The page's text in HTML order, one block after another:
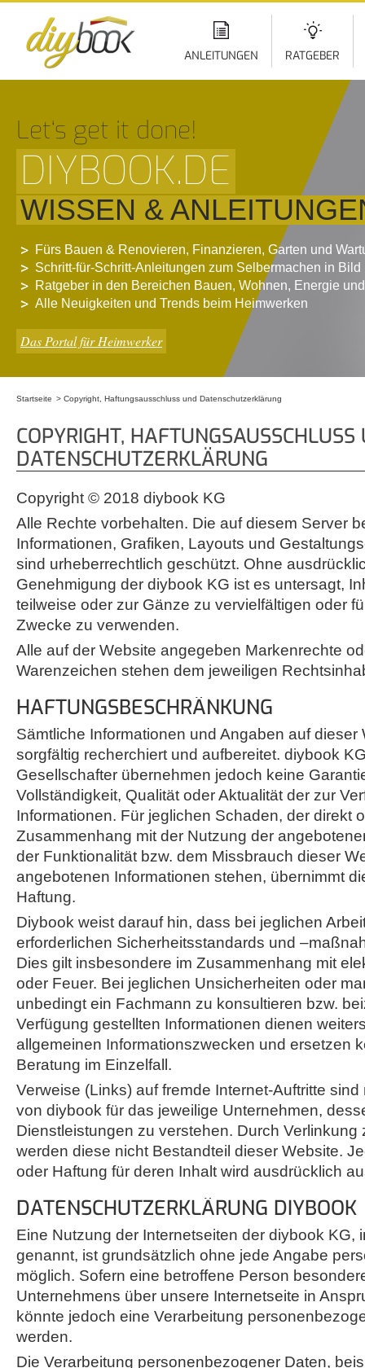
ANLEITUNGEN RATGEBER
Let‘s get it done!
DIYBOOK.DE
WISSEN &
Fürs Bauen & Renovieren, Finanzieren, Garten und
Schritt-für-Schritt-Anleitungen zum Selbermachen in Bild
Ratgeber in den Bereichen Bauen, Wohnen, Energie
Alle Neuigkeiten und Trends beim Heimwerken
Das Portal für Heimwerker
Startseite Copyright, Haftungsausschluss und Datenschutzerklärung
COPYRIGHT, HAFTUNGSAUSSCHLUSS
DATENSCHUTZERKLÄRUNG
Copyright © 2018 diybook KG
Alle Rechte vorbehalten. Die auf diesem Server
Informationen, Grafiken, Layouts und
sind urheberrechtlich geschützt. Ohne
Genehmigung der diybook KG ist es untersagt,
teilweise oder zur Gänze zu vervielfältigen oder
Zwecke zu verwenden.
Alle auf der Website angegeben Markenrechte
Warenzeichen stehen dem jeweiligen
HAFTUNGSBESCHRÄNKUNG
Sämtliche Informationen und Angaben auf dieser
sorgfältig recherchiert und aufbereitet. diybook
Gesellschafter übernehmen jedoch keine
Vollständigkeit, Qualität oder Aktualität der zur
Informationen. Für jeglichen Schaden, der direkt
Zusammenhang mit der Nutzung der
der Funktionalität bzw. dem Missbrauch dieser
angebotenen Informationen stehen, übernimmt
Haftung.
Diybook weist darauf hin, dass bei jeglichen
erforderlichen Sicherheitsstandards und
Dies gilt insbesondere im Zusammenhang mit
oder Feuer. Bei jeglichen Unsicherheiten oder
unbedingt ein Fachmann zu konsultieren bzw.
Verfügung gestellten Informationen dienen
allgemeinen Informationszwecken und ersetzen
Beratung im Einzelfall.
Verweise (Links) auf fremde Internet-Auftritte
von diybook für das jeweilige Unternehmen,
Dienstleistungen zu verstehen. Durch Verlinkung
werden diese nicht Bestandteil dieser Website.
oder Haftung für deren Inhalt wird ausdrücklich
DATENSCHUTZERKLÄRUNG DIYBOOK
Eine Nutzung der Internetseiten der diybook KG,
genannt, ist grundsätzlich ohne jede Angabe
möglich. Sofern eine betroffene Person
Unternehmens über unsere Internetseite in
könnte jedoch eine Verarbeitung
werden.
Die Verarbeitung personenbezogener Daten,